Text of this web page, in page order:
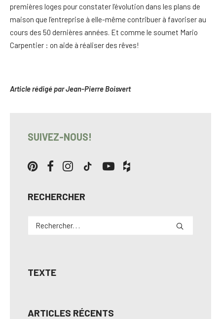
premières loges pour constater l’évolution dans les plans de
maison que l’entreprise à elle-même contribuer à favoriser au
cours des 50 dernières années. Et comme le soumet Mario
Carpentier : on aide à réaliser des rêves!
Article rédigé par Jean-Pierre Boisvert
SUIVEZ-NOUS!
RECHERCHER
TEXTE
ARTICLES RÉCENTS